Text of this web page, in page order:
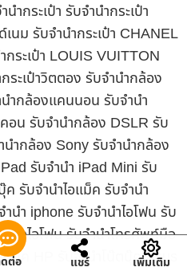
ำกระเป๋า รับจำนำกระเป๋า
นม รับจำนำกระเป๋า CHANEL
กระเป๋า LOUIS VUITTON
ระเป๋าวิตตอง รับจำนำกล้อง
ำกล้องแคนนอน รับจำนำ
อน รับจำนำกล้อง DSLR รับ
นำกล้อง Sony รับจำนำกล้อง
รับจำนำ iPad Mini รับ
รับจำนำไอแม็ค รับจำนำ
นำ iphone รับจำนำไอโฟน รับ
ถือไอโฟน รับจำนำโทรศัพท์มือ
ตบุ๊ค HP รับจำนำโน๊ตบุ๊ค Asus
ต่อ แชร์ เพิ่มเติม